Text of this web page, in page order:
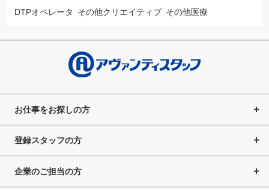
DTPオペレータ
その他クリエイティブ その他医療
お仕事をお探しの方
登録スタッフの方
企業のご担当の方